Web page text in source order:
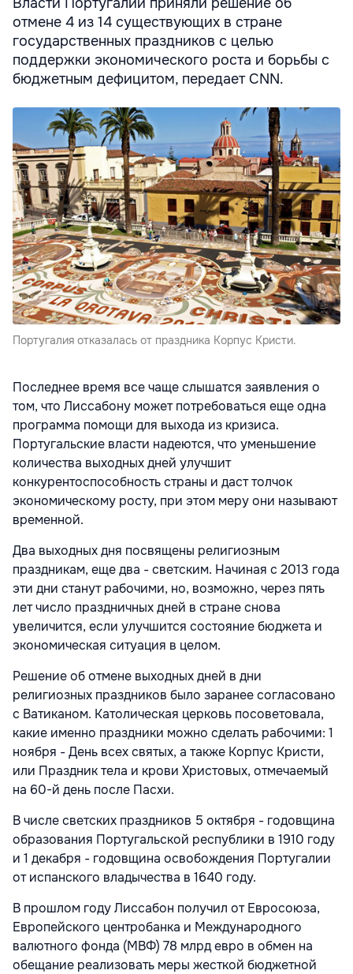
Власти Португалии приняли решение об
отмене 4 из 14 существующих в стране
государственных праздников с целью
поддержки экономического роста и борьбы с
бюджетным дефицитом, передает CNN.
Португалия отказалась от праздника Корпус Кристи.
Последнее время все чаще слышатся заявления о
том, что Лиссабону может потребоваться еще одна
программа помощи для выхода из кризиса.
Португальские власти надеются, что уменьшение
количества выходных дней улучшит
конкурентоспособность страны и даст толчок
экономическому росту, при этом меру они называют
временной.
Два выходных дня посвящены религиозным
праздникам, еще два - светским. Начиная с 2013 года
эти дни станут рабочими, но, возможно, через пять
лет число праздничных дней в стране снова
увеличится, если улучшится состояние бюджета и
экономическая ситуация в целом.
Решение об отмене выходных дней в дни
религиозных праздников было заранее согласовано
с Ватиканом. Католическая церковь посоветовала,
какие именно праздники можно сделать рабочими: 1
ноября - День всех святых, а также Корпус Кристи,
или Праздник тела и крови Христовых, отмечаемый
на 60-й день после Пасхи.
В числе светских праздников 5 октября - годовщина
образования Португальской республики в 1910 году
и 1 декабря - годовщина освобождения Португалии
от испанского владычества в 1640 году.
В прошлом году Лиссабон получил от Евросоюза,
Европейского центробанка и Международного
валютного фонда (МВФ) 78 млрд евро в обмен на
обещание реализовать меры жесткой бюджетной